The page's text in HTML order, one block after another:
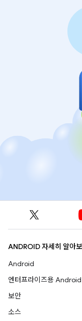
ANDROID 자세히 알아보
Android
엔터프라이즈용 Android
보안
소스